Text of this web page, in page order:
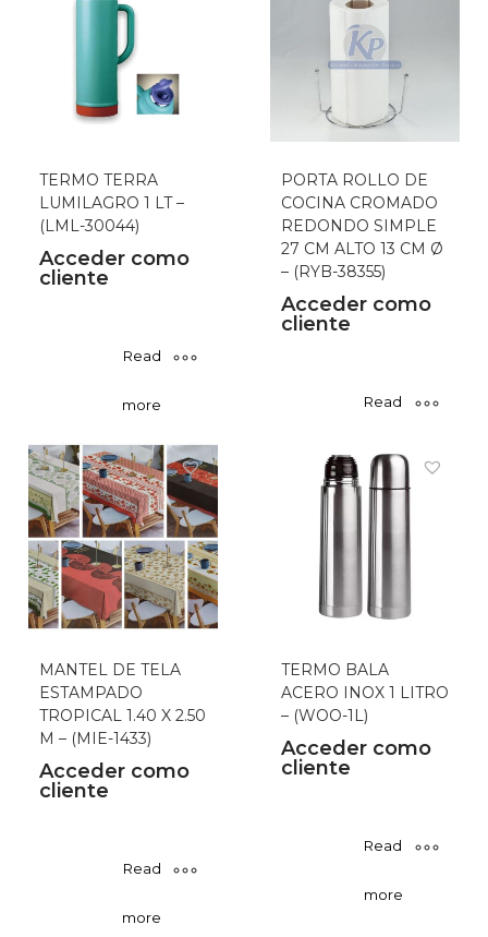
TERMO TERRA
LUMILAGRO 1 LT –
(LML-30044)
Acceder como
cliente
Read
more
PORTA ROLLO DE
COCINA CROMADO
REDONDO SIMPLE
27 CM ALTO 13 CM Ø
– (RYB-38355)
Acceder como
cliente
Read
more
MANTEL DE TELA
ESTAMPADO
TROPICAL 1.40 X 2.50
M – (MIE-1433)
Acceder como
cliente
Read
more
TERMO BALA
ACERO INOX 1 LITRO
– (WOO-1L)
Acceder como
cliente
Read
more